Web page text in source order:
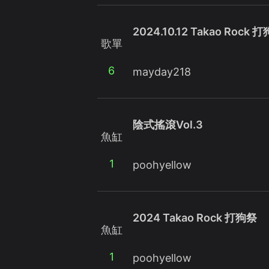
歌單
6
2024.10.12 Takao Rock 打
mayday218
魚缸
1
陰式搖滾Vol.3
poohyellow
魚缸
1
2024 Takao Rock 打狗祭
poohyellow